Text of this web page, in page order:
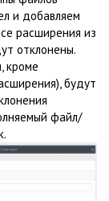
и добавляем
расширения из
отклонены.
кроме
будут
файл/